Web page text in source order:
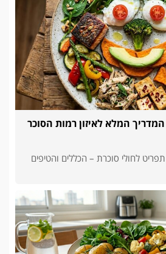
המלא לאיזון רמות הסוכר
לחולי סוכרת – הכללים והטיפים